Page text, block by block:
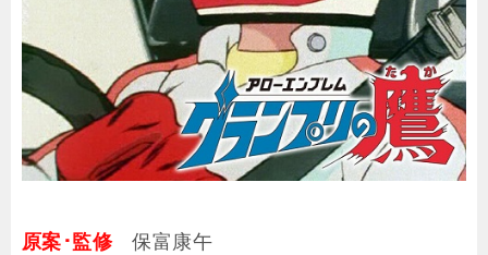
原案･監修保富康午